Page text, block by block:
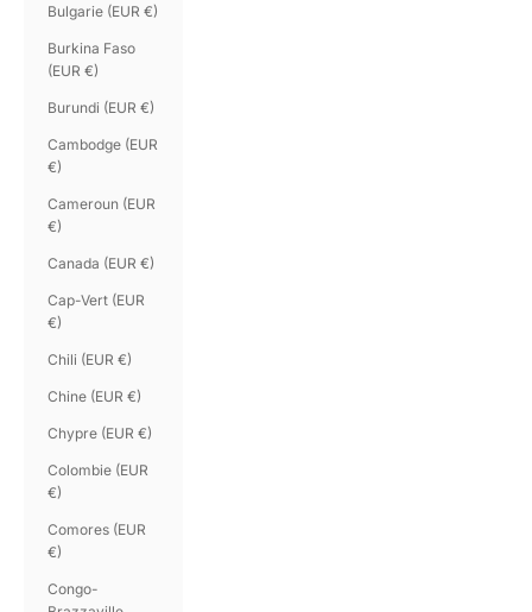
Bulgarie (EUR €)
Burkina Faso
(EUR €)
Burundi (EUR €)
Cambodge (EUR
€)
Cameroun (EUR
€)
Canada (EUR €)
Cap-Vert (EUR
€)
Chili (EUR €)
Chine (EUR €)
Chypre (EUR €)
Colombie (EUR
€)
Comores (EUR
€)
Congo-